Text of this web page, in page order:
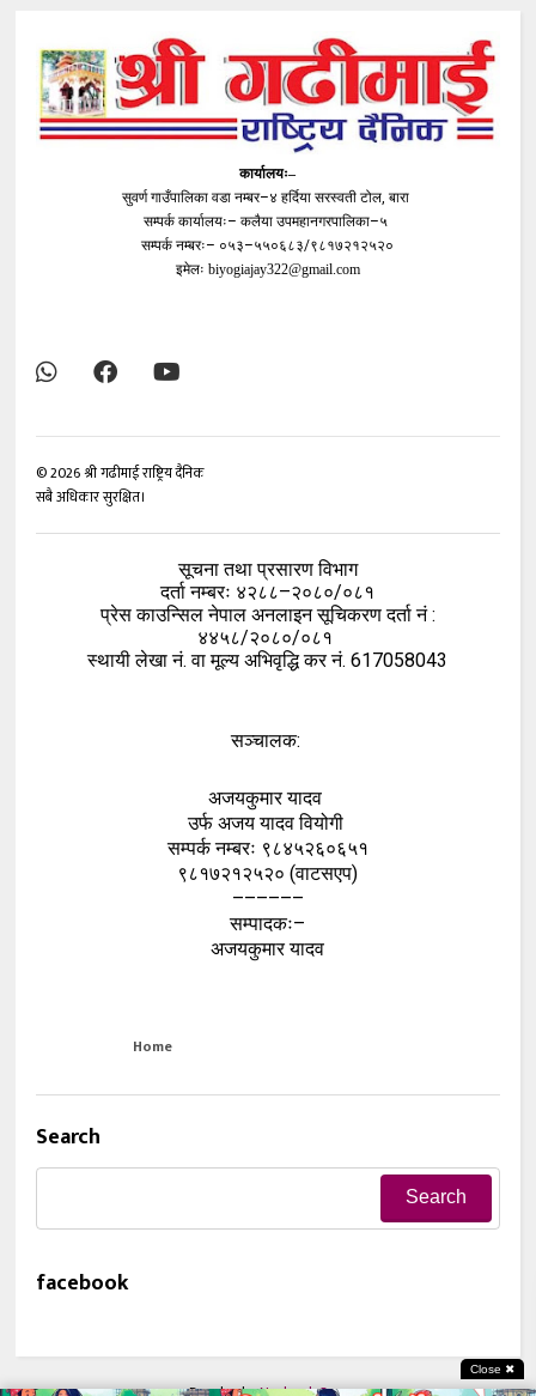
कार्यालयः–
सुवर्ण गाउँपालिका वडा नम्बर–४ हर्दिया सरस्वती टोल, बारा
सम्पर्क कार्यालयः– कलैया उपमहानगरपालिका–५
सम्पर्क नम्बरः– ०५३–५५०६८३/९८१७२१२५२०
इमेलः biyogiajay322@gmail.com
©2026श्री गढीमाई राष्ट्रिय दैनिक
सबै अधिकार सुरक्षित।
सूचना तथा प्रसारण विभाग
दर्ता नम्बरः ४२८८–२०८०/०८१
प्रेस काउन्सिल नेपाल अनलाइन सूचिकरण दर्ता नं :
४४५८/२०८०/०८१
स्थायी लेखा नं. वा मूल्य अभिवृद्धि कर नं. 617058043
सञ्चालक:
अजयकुमार यादव
उर्फ अजय यादव वियोगी
सम्पर्क नम्बरः ९८४५२६०६५१
९८१७२१२५२० (वाटसएप)
––––––
सम्पादकः–
अजयकुमार यादव
Home
Search
facebook
Close ✖